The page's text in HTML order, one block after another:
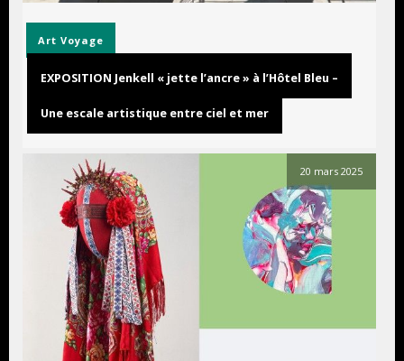
Art Voyage
EXPOSITION Jenkell « jette l’ancre » à l’Hôtel Bleu –
Une escale artistique entre ciel et mer
20 mars 2025